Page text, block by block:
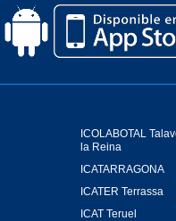
ICOLABOTAL Talavera de
la Reina
ICATARRAGONA
ICATER Terrassa
ICAT Teruel